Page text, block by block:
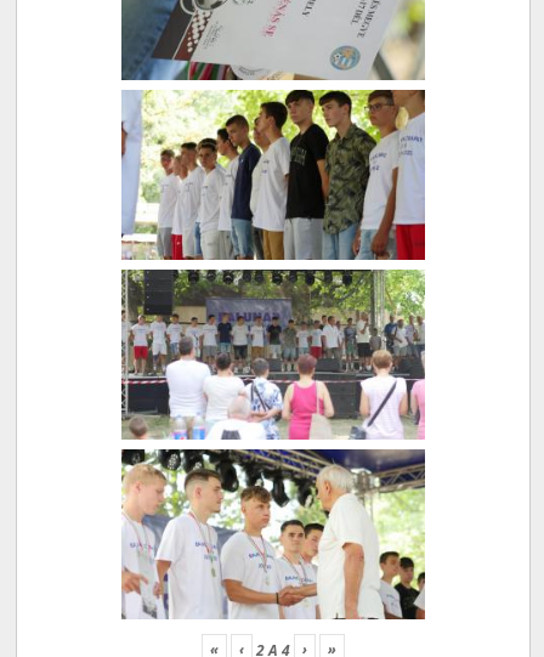
« ‹ 2A 4 › »